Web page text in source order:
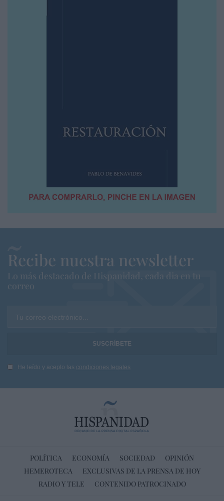
Recibe nuestra newsletter
Lo más destacado de Hispanidad, cada dia en tu
correo
Tu correo electrónico...
He leído y acepto las condiciones legales
POLÍTICA ECONOMÍA SOCIEDAD
OPINIÓN
HEMEROTECA
EXCLUSIVAS DE LA PRENSA DE HOY
RADIO Y TELE
CONTENIDO PATROCINADO